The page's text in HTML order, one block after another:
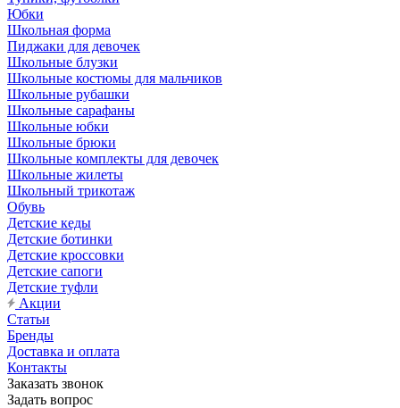
Юбки
Школьная форма
Пиджаки для девочек
Школьные блузки
Школьные костюмы для мальчиков
Школьные рубашки
Школьные сарафаны
Школьные юбки
Школьные брюки
Школьные комплекты для девочек
Школьные жилеты
Школьный трикотаж
Обувь
Детские кеды
Детские ботинки
Детские кроссовки
Детские сапоги
Детские туфли
Акции
Статьи
Бренды
Доставка и оплата
Контакты
Заказать звонок
Задать вопрос